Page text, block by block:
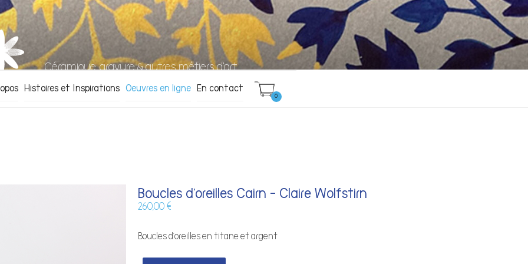
Céramique, gravure & autres métiers d'art
Histoires et Inspirations Oeuvres en ligne En contact
0
Boucles d’oreilles Cairn – Claire Wolfstirn
260,00 €
Boucles d’oreilles en titane et argent